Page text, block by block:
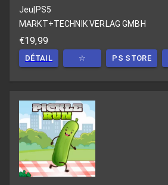
Jeu|PS5
MARKT+TECHNIK VERLAG GMBH
€19,99
DÉTAIL ☆ PS STORE